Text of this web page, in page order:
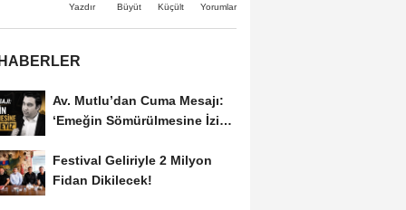
Yazdır Büyüt Küçült Yorumlar
Av. Mutlu’dan Cuma Mesajı:
‘Emeğin Sömürülmesine İzin
Festival Geliriyle 2 Milyon
Fidan Dikilecek!